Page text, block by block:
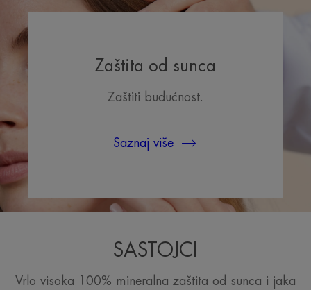
Miris sadržaja
Bez parfema
Zaštita od sunca
Zaštiti budućnost.
Saznaj više
SASTOJCI
Vrlo visoka 100% mineralna zaštita od sunca i jaka